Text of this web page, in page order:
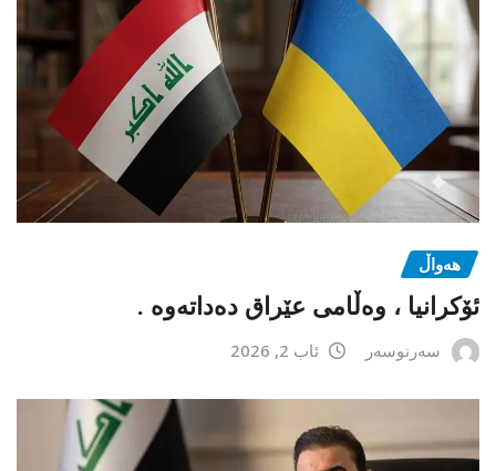
هەواڵ
ئۆکرانیا ، وەڵامی عێراق دەداتەوە .
سەرنوسەر ئاب 2, 2026